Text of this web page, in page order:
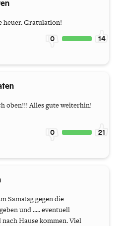
heuer. Gratulation!
0 14
oben!!! Alles gute weiterhin!
0 21
Samstag gegen die
und ..... eventuell
Hause kommen. Viel